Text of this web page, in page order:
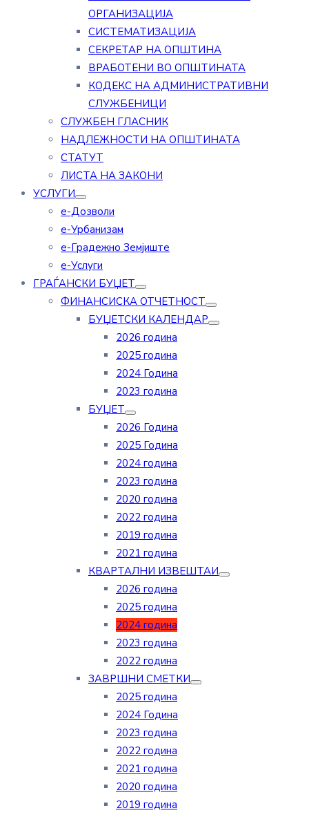
ОРГАНИЗАЦИЈА
СИСТЕМАТИЗАЦИЈА
СЕКРЕТАР НА ОПШТИНА
ВРАБОТЕНИ ВО ОПШТИНАТА
КОДЕКС НА АДМИНИСТРАТИВНИ
СЛУЖБЕНИЦИ
СЛУЖБЕН ГЛАСНИК
НАДЛЕЖНОСТИ НА ОПШТИНАТА
СТАТУТ
ЛИСТА НА ЗАКОНИ
УСЛУГИ
е-Дозволи
е-Урбанизам
е-Градежно Земјиште
е-Услуги
ГРАЃАНСКИ БУЏЕТ
ФИНАНСИСКА ОТЧЕТНОСТ
БУЏЕТСКИ КАЛЕНДАР
2026 година
2025 година
2024 Година
2023 година
БУЏЕТ
2026 Година
2025 Година
2024 година
2023 година
2020 година
2022 година
2019 година
2021 година
КВАРТАЛНИ ИЗВЕШТАИ
2026 година
2025 година
2024 година
2023 година
2022 година
ЗАВРШНИ СМЕТКИ
2025 година
2024 Година
2023 година
2022 година
2021 година
2020 година
2019 година